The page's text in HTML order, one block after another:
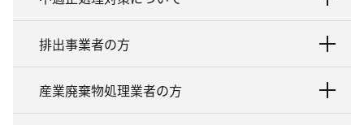
排出事業者の方
産業廃棄物処理業者の方